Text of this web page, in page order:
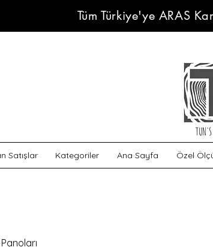
Tüm Türkiye'ye ARAS
Satışlar Kategoriler Ana Sayfa Özel